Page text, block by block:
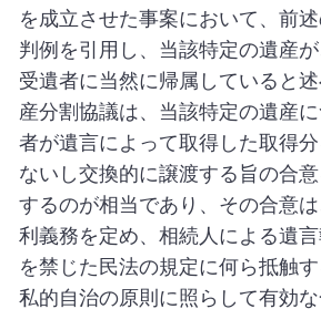
を成立させた事案において、前
判例を引用し、当該特定の遺産
受遺者に当然に帰属していると
産分割協議は、当該特定の遺産
者が遺言によって取得した取得
ないし交換的に譲渡する旨の合
するのが相当であり、その合意
利義務を定め、相続人による遺
を禁じた民法の規定に何ら抵触す
私的自治の原則に照らして有効